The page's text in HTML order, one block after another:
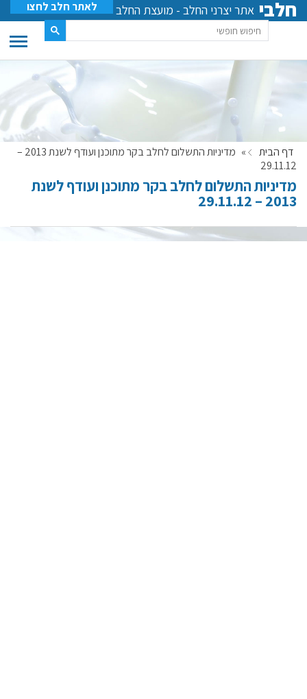
חלבי אתר יצרני החלב - מועצת החלב לאתר חלב לחצו
דף הבית »
מדיניות התשלום לחלב בקר מתוכנן ועודף לשנת 2013 –
29.11.12
מדיניות התשלום לחלב בקר מתוכנן ועודף לשנת
2013 – 29.11.12